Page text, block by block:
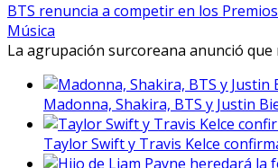
BTS renuncia a competir en los
Música
La agrupación surcoreana anunció
Madonna, Shakira, BTS y Justin
Taylor Swift y Travis Kelce